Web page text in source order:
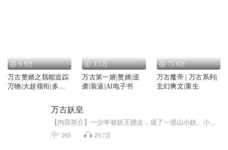
9.9万
万古赘婿之我能追踪
万物|大超领衔|多人
3.1万
万古第一婿|赘婿|逆
袭|装逼|AI电子书
75.6万
万古魔帝 | 万古系列|
玄幻爽文|重生
万古妖皇
265 24.7万